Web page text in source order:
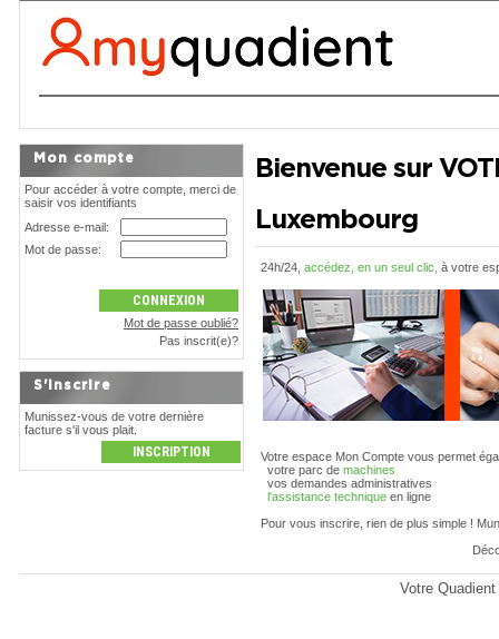
Mon compte
Pour accéder à votre compte, merci de
saisir vos identifiants
Adresse e-mail:
Mot de passe:
Mot de passe oublié?
Pas inscrit(e)?
S'inscrire
Munissez-vous de votre dernière
facture s'il vous plait.
Bienvenue sur
Luxembourg
24h/24, accédez, en un seul clic, à votre
Votre espace Mon Compte vous permet
votre parc de machines
vos demandes administratives
l'assistance technique en ligne
Pour vous inscrire, rien de plus simple !
Votre Quadient